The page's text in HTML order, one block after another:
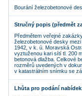
Bourání železobetonové
Stručný popis (předmět
Předmětem veřejné
železobetonové desky
1942, v k. ú. Moravská
vyztuženou kari sítí tl. 200
betonová dlažba. Celkové
rozměrů uvedených v
v katastrálním snímku se
Lhůta pro podání nabídek